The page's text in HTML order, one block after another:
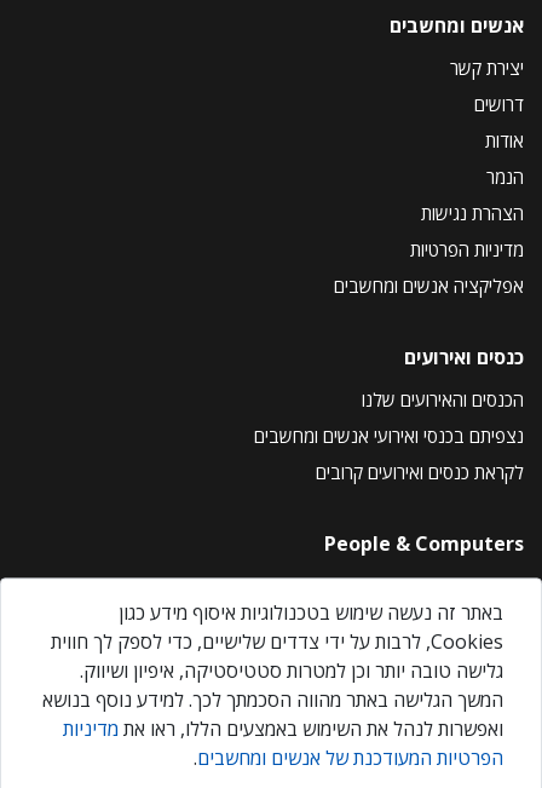
אנשים ומחשבים
יצירת קשר
דרושים
אודות
הנמר
הצהרת נגישות
מדיניות הפרטיות
אפליקציה אנשים ומחשבים
כנסים ואירועים
הכנסים והאירועים שלנו
נצפיתם בכנסי ואירועי אנשים ומחשבים
לקראת כנסים ואירועים קרובים
People & Computers
About Us
Privacy Policy
Contact Us
Our Events
באתר זה נעשה שימוש בטכנולוגיות איסוף מידע כגון
Cookies, לרבות על ידי צדדים שלישיים, כדי לספק לך חווית
גלישה טובה יותר וכן למטרות סטטיסטיקה, איפיון ושיווק.
המשך הגלישה באתר מהווה הסכמתך לכך. למידע נוסף בנושא
ואפשרות לנהל את השימוש באמצעים הללו, ראו את מדיניות
הפרטיות המעודכנת של אנשים ומחשבים.